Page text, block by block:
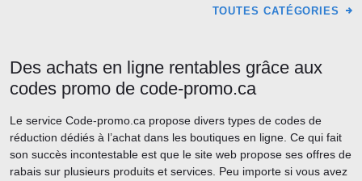
TOUTES CATÉGORIES
Des achats en ligne rentables grâce aux
codes promo de code-promo.ca
Le service Code-promo.ca propose divers types de codes de
réduction dédiés à l’achat dans les boutiques en ligne. Ce qui fait
son succès incontestable est que le site web propose ses offres de
rabais sur plusieurs produits et services. Peu importe si vous avez